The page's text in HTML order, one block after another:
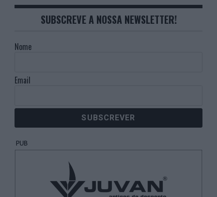
SUBSCREVE A NOSSA NEWSLETTER!
Nome
Email